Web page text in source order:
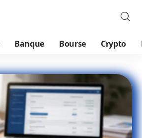
Banque Bourse Crypto